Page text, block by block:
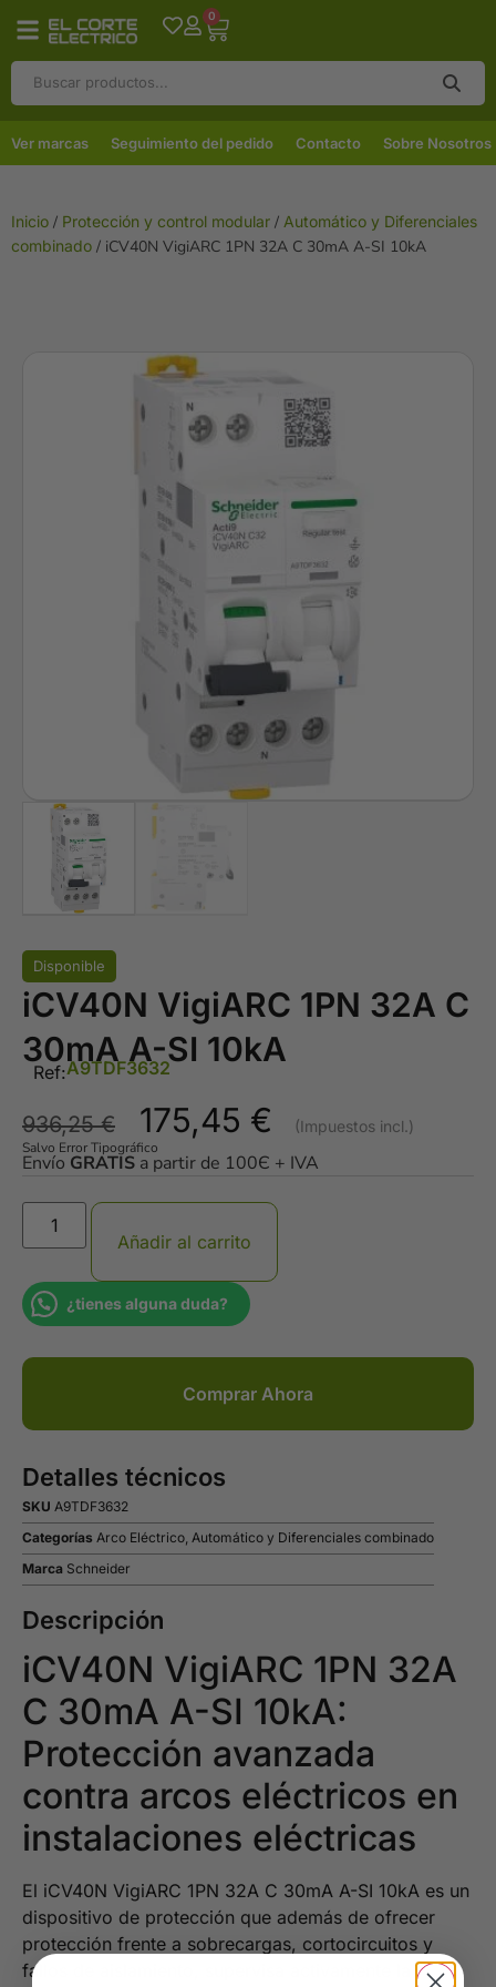
0
Ver marcas Seguimiento del pedido Contacto Sobre Nosotros
Inicio / Protección y control modular / Automático y Diferenciales
combinado / iCV40N VigiARC 1PN 32A C 30mA A-SI 10kA
Disponible
iCV40N VigiARC 1PN 32A C
30mA A-SI 10kA
Ref:A9TDF3632
936,25€ 175,45 €
Salvo Error Tipográfico
Envío GRATIS a partir de 100Є + IVA
Añadir al carrito
¿tienes alguna duda?
Comprar Ahora
Detalles técnicos
SKU A9TDF3632
Categorías Arco Eléctrico, Automático y Diferenciales combinado
Marca Schneider
Descripción
iCV40N VigiARC 1PN 32A
C 30mA A-SI 10kA:
Protección avanzada
contra arcos eléctricos en
instalaciones eléctricas
El iCV40N VigiARC 1PN 32A C 30mA A-SI 10kA es un
dispositivo de protección que además de ofrecer
protección frente a sobrecargas, cortocircuitos y
fallos de aislamiento, supervisa activamente la